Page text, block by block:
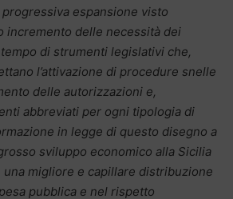
espansione visto
incremento delle necessità dei
di strumenti legislativi che,
l’attivazione di procedure snelle
delle autorizzazioni e,
abbreviati per ogni tipologia di
in legge di questo disegno a
sviluppo economico alla Sicilia
una migliore e capillare distribuzione
pubblica e nel rispetto